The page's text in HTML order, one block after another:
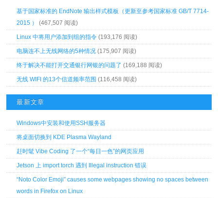
基于国家标准的 EndNote 输出样式模板（更新至参考国家标准 GB/T 7714-
2015 ）
(467,507 阅读)
Linux 中将用户添加到组的指令 (193,176 阅读)
电脑连不上无线网络的5种情况 (175,907 阅读)
终于解决不能打开交通银行网银的问题了 (169,188 阅读)
无线 WIFI 的13个信道频率范围 (116,458 阅读)
最新文章
Windows中安装和使用SSH服务器
将桌面切换到 KDE Plasma Wayland
赶时髦 Vibe Coding 了一个“每日一色”的网页应用
Jetson 上 import torch 遇到 Illegal instruction 错误
“Noto Color Emoji” causes some webpages showing no spaces between
words in Firefox on Linux